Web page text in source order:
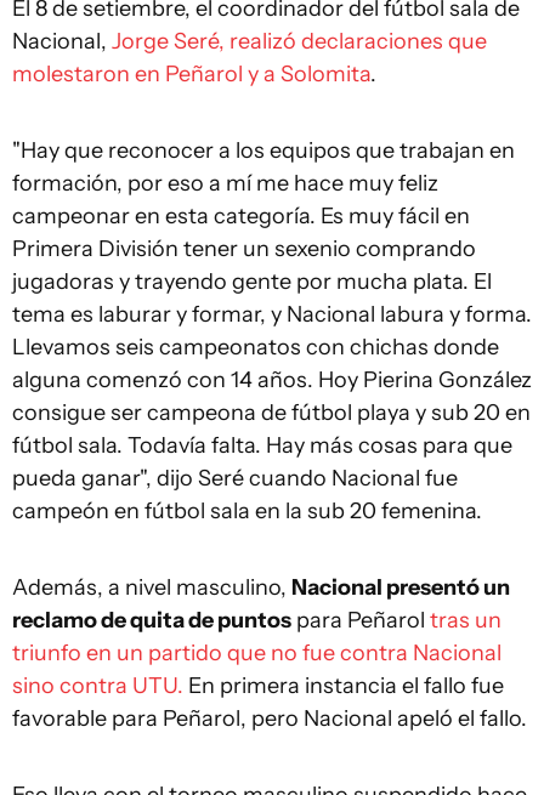
El 8 de setiembre, el coordinador del fútbol sala de
Nacional, Jorge Seré, realizó declaraciones que
molestaron en Peñarol y a Solomita.
"Hay que reconocer a los equipos que trabajan en
formación, por eso a mí me hace muy feliz
campeonar en esta categoría. Es muy fácil en
Primera División tener un sexenio comprando
jugadoras y trayendo gente por mucha plata. El
tema es laburar y formar, y Nacional labura y forma.
Llevamos seis campeonatos con chichas donde
alguna comenzó con 14 años. Hoy Pierina González
consigue ser campeona de fútbol playa y sub 20 en
fútbol sala. Todavía falta. Hay más cosas para que
pueda ganar", dijo Seré cuando Nacional fue
campeón en fútbol sala en la sub 20 femenina.
Además, a nivel masculino, Nacional presentó un
reclamo de quita de puntos para Peñarol tras un
triunfo en un partido que no fue contra Nacional
sino contra UTU. En primera instancia el fallo fue
favorable para Peñarol, pero Nacional apeló el fallo.